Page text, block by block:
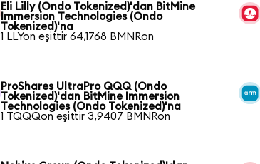
Eli Lilly (Ondo Tokenized)'dan BitMine
Immersion Technologies (Ondo
Tokenized)'na
1 LLYon eşittir 64,1768 BMNRon
ProShares UltraPro QQQ (Ondo
Tokenized)'dan BitMine Immersion
Technologies (Ondo Tokenized)'na
1 TQQQon eşittir 3,9407 BMNRon